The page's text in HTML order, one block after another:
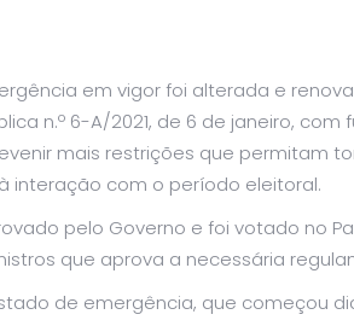
em vigor foi alterada e
n.º 6-A/2021, de 6 de janeiro,
mais restrições que permitam
interação com o período eleitoral.
pelo Governo e foi votado no
que aprova a necessária
de emergência, que começou